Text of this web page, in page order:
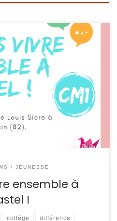
2 Le second groupe de
différences aujourd’hui avec
garçon peut être amoureux
d’une fille ? Dans cette
de ces enfants ! […]
/ JEUNESSE
ensemble à
!
collège différence